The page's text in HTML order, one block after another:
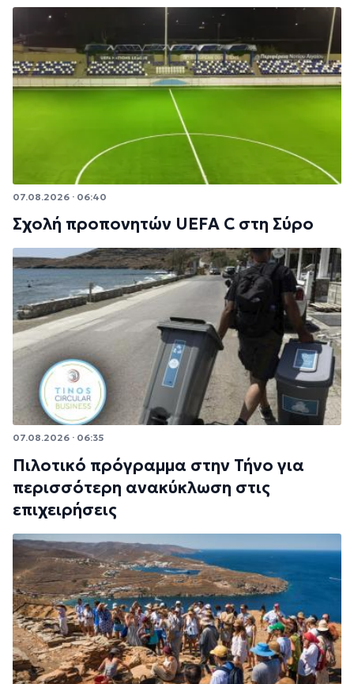
07.08.2026 · 06:40
Σχολή προπονητών UEFA C στη Σύρο
07.08.2026 · 06:35
Πιλοτικό πρόγραμμα στην Τήνο για
περισσότερη ανακύκλωση στις
επιχειρήσεις